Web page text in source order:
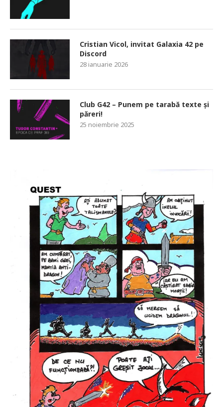
Cristian Vicol, invitat Galaxia 42 pe
Discord
28 ianuarie 2026
Club G42 – Punem pe tarabă texte și
păreri!
25 noiembrie 2025